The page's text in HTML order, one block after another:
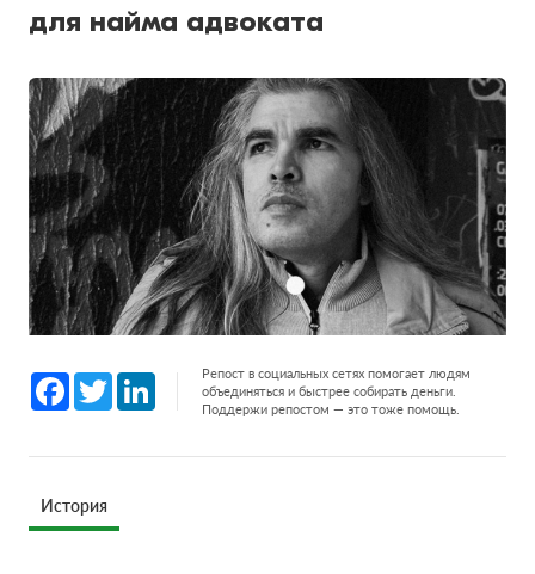
для найма адвоката
Facebook
Twitter LinkedInРепост в социальных сетях помогает людям
объединяться и быстрее собирать деньги.
Поддержи репостом — это тоже помощь.
История